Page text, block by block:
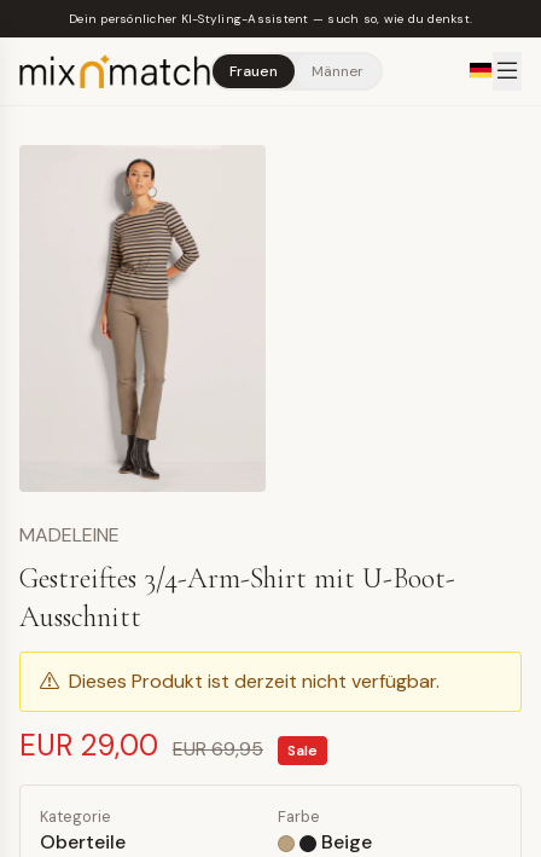
Skip to main content
Dein persönlicher KI-Styling-Assistent — such so, wie du denkst.
Frauen Männer
MADELEINE
Gestreiftes 3/4-Arm-Shirt mit U-Boot-
Ausschnitt
Dieses Produkt ist derzeit nicht verfügbar.
EUR 29,00 EUR 69,95 Sale
Kategorie
Oberteile
Farbe
Beige